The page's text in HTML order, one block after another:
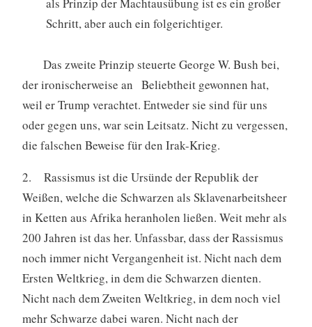
Schritt, aber auch ein folgerichtiger.
Das zweite Prinzip steuerte George W. Bush bei,
der ironischerweise an Beliebtheit gewonnen hat,
weil er Trump verachtet. Entweder sie sind für uns
oder gegen uns, war sein Leitsatz. Nicht zu vergessen,
die falschen Beweise für den Irak-Krieg.
2. Rassismus ist die Ursünde der Republik der
Weißen, welche die Schwarzen als Sklavenarbeitsheer
in Ketten aus Afrika heranholen ließen. Weit mehr als
200 Jahren ist das her. Unfassbar, dass der Rassismus
noch immer nicht Vergangenheit ist. Nicht nach dem
Ersten Weltkrieg, in dem die Schwarzen dienten.
Nicht nach dem Zweiten Weltkrieg, in dem noch viel
mehr Schwarze dabei waren. Nicht nach der